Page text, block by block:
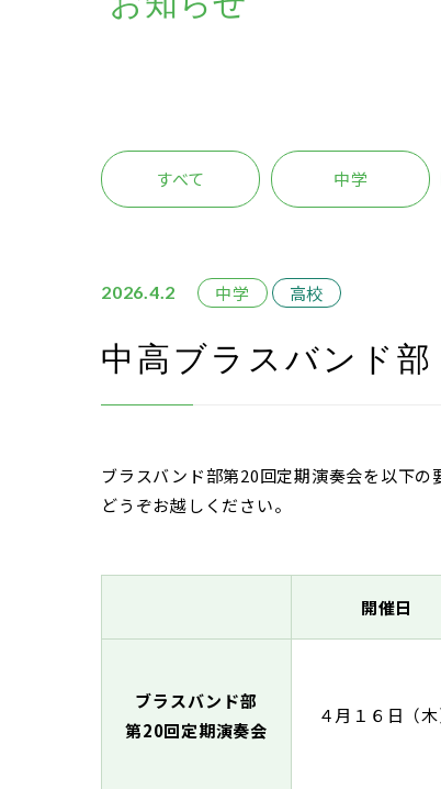
すべて 中学
2026.4.2 中学 高校
中高ブラスバンド
ブラスバンド部第20回定期演奏会を以下の
どうぞお越しください。
開催日
ブラスバンド部
第20回定期演奏会
４月１６日（木